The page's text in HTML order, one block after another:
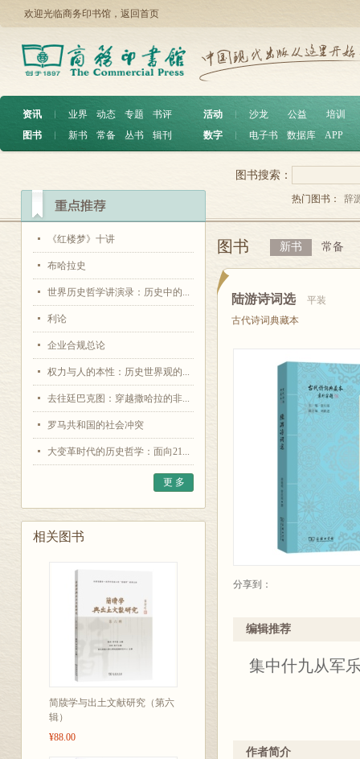
欢迎光临商务印书馆， 返回首页
资讯 ︱ 业界 动态 专题
书评
图书
︱ 新书 常备 丛书 辑刊
活动 沙龙 公益
培训
数字
电子书 数据库 APP
《红楼梦》十讲
布哈拉史
世界历史哲学讲演录：历史中的...
利论
企业合规总论
权力与人的本性：历史世界观的...
去往廷巴克图：穿越撒哈拉的非...
罗马共和国的社会冲突
大变革时代的历史哲学：面向21...
更 多
相关图书
简牍学与出土文献研究（第六
辑）
¥88.00
图书搜索：
热门图书： 辞
图书 新书 常备
陆游诗词选
平装
古代诗词典藏本
分享到：
编辑推荐
集中什九从军
作者简介